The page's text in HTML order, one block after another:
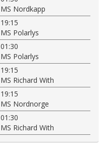
MS Nordkapp
19:15
MS Polarlys
01:30
MS Polarlys
19:15
MS Richard With
19:15
MS Nordnorge
01:30
MS Richard With